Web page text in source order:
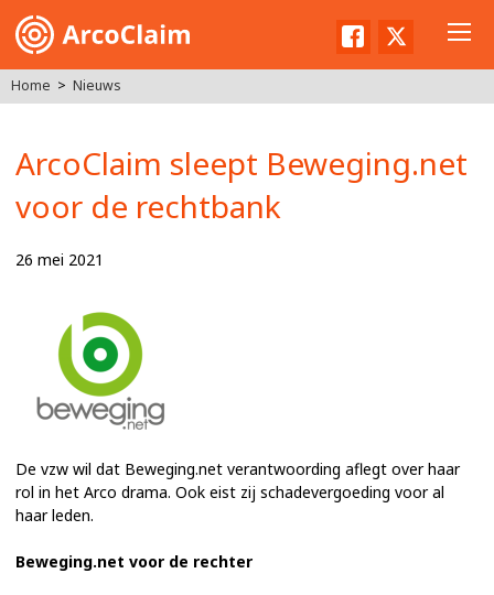
FacebookTwitter
Home Nieuws
ArcoClaim sleept Beweging.net
voor de rechtbank
26 mei 2021
De vzw wil dat Beweging.net verantwoording aflegt over haar
rol in het Arco drama. Ook eist zij schadevergoeding voor al
haar leden.
Beweging.net voor de rechter